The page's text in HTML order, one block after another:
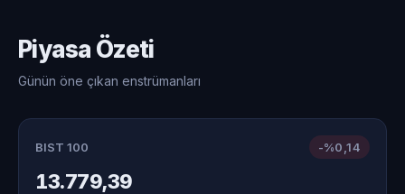
Piyasa Özeti
Günün öne çıkan enstrümanları
BIST 100 -%0,14
13.779,39